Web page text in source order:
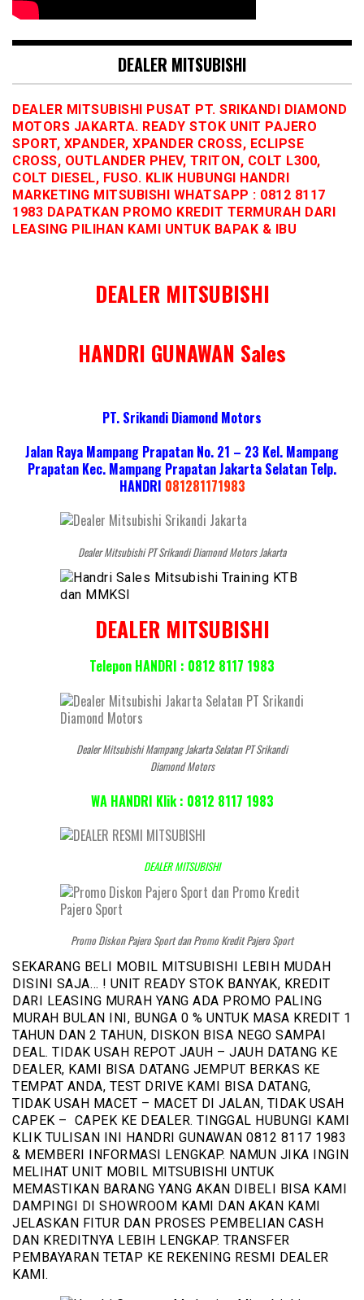
DEALER MITSUBISHI
DEALER MITSUBISHI PUSAT PT. SRIKANDI DIAMOND
MOTORS JAKARTA. READY STOK UNIT PAJERO
SPORT, XPANDER, XPANDER CROSS, ECLIPSE
CROSS, OUTLANDER PHEV, TRITON, COLT L300,
COLT DIESEL, FUSO. KLIK HUBUNGI HANDRI
MARKETING MITSUBISHI WHATSAPP : 0812 8117
1983 DAPATKAN PROMO KREDIT TERMURAH DARI
LEASING PILIHAN KAMI UNTUK BAPAK & IBU
DEALER MITSUBISHI
HANDRI GUNAWAN Sales
PT. Srikandi Diamond Motors
Jalan Raya Mampang Prapatan No. 21 – 23 Kel. Mampang
Prapatan Kec. Mampang Prapatan Jakarta Selatan Telp.
HANDRI 081281171983
Dealer Mitsubishi PT Srikandi Diamond Motors Jakarta
DEALER MITSUBISHI
Telepon HANDRI : 0812 8117 1983
Dealer Mitsubishi Mampang Jakarta Selatan PT Srikandi
Diamond Motors
WA HANDRI Klik : 0812 8117 1983
DEALER MITSUBISHI
Promo Diskon Pajero Sport dan Promo Kredit Pajero Sport
SEKARANG BELI MOBIL MITSUBISHI LEBIH MUDAH
DISINI SAJA… ! UNIT READY STOK BANYAK, KREDIT
DARI LEASING MURAH YANG ADA PROMO PALING
MURAH BULAN INI, BUNGA 0 % UNTUK MASA KREDIT 1
TAHUN DAN 2 TAHUN, DISKON BISA NEGO SAMPAI
DEAL. TIDAK USAH REPOT JAUH – JAUH DATANG KE
DEALER, KAMI BISA DATANG JEMPUT BERKAS KE
TEMPAT ANDA, TEST DRIVE KAMI BISA DATANG,
TIDAK USAH MACET – MACET DI JALAN, TIDAK USAH
CAPEK – CAPEK KE DEALER. TINGGAL HUBUNGI KAMI
KLIK TULISAN INI HANDRI GUNAWAN 0812 8117 1983
& MEMBERI INFORMASI LENGKAP. NAMUN JIKA INGIN
MELIHAT UNIT MOBIL MITSUBISHI UNTUK
MEMASTIKAN BARANG YANG AKAN DIBELI BISA KAMI
DAMPINGI DI SHOWROOM KAMI DAN AKAN KAMI
JELASKAN FITUR DAN PROSES PEMBELIAN CASH
DAN KREDITNYA LEBIH LENGKAP. TRANSFER
PEMBAYARAN TETAP KE REKENING RESMI DEALER
KAMI.